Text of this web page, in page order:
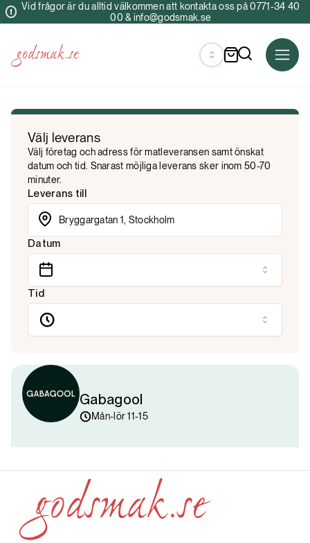
Vid frågor är du alltid välkommen att kontakta oss på 0771-34 40
00 & info@godsmak.se
Välj leverans
Välj företag och adress för matleveransen samt önskat
datum och tid. Snarast möjliga leverans sker inom 50-70
minuter.
Leverans till
Datum
Tid
Gabagool
Mån-lör 11-15